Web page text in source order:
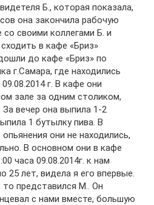
Б., которая показала,
она закончила рабочую
со своими коллегами Б. и
в кафе «Бриз»
до кафе «Бриз» по
г.Самара, где находились
г. В кафе они
зале за одним столиком,
За вечер она выпила 1-2
1 бутылку пива. В
они не находились,
В основном они в кафе
часа 09.08.2014г. к нам
25 лет, видела я его впервые.
представился М.. Он
с нами вместе, большую